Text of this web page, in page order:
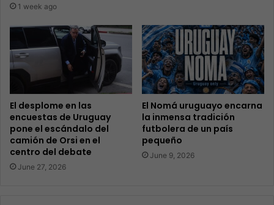
1 week ago
El desplome en las
encuestas de Uruguay
pone el escándalo del
camión de Orsi en el
centro del debate
June 27, 2026
El Nomá uruguayo encarna
la inmensa tradición
futbolera de un país
pequeño
June 9, 2026